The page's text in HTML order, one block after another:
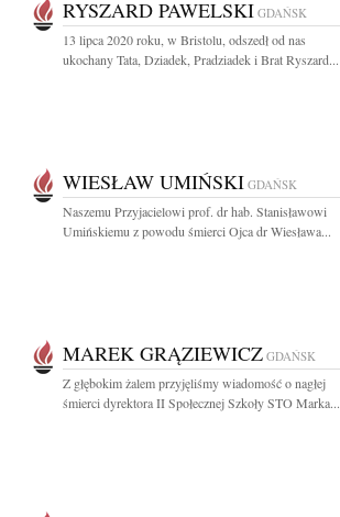
RYSZARD PAWELSKI GDAŃSK
13 lipca 2020 roku, w Bristolu, odszedł od nas
ukochany Tata, Dziadek, Pradziadek i Brat Ryszard...
WIESŁAW UMIŃSKI GDAŃSK
Naszemu Przyjacielowi prof. dr hab. Stanisławowi
Umińskiemu z powodu śmierci Ojca dr Wiesława...
MAREK GRĄZIEWICZ GDAŃSK
Z głębokim żalem przyjęliśmy wiadomość o nagłej
śmierci dyrektora II Społecznej Szkoły STO Marka...